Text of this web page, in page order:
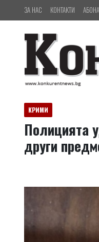
ЗА НАС КОНТАКТИ
КРИМИ
Полицията
други